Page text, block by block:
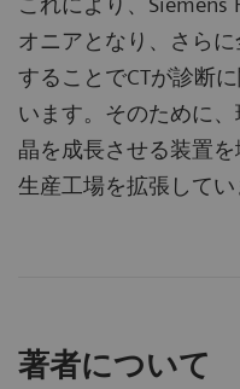
オニアとなり、さら
することでCTが診断
います。そのために
晶を成長させる装置
生産工場を拡張してい
著者について